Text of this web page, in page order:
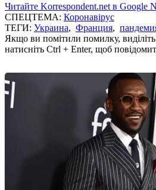
Читайте Korrespondent.net в Google
СПЕЦТЕМА: Коронавірус
ТЕГИ: Украина, Франция,
Якщо ви помітили помилку, виділіть
натисніть Ctrl + Enter, щоб